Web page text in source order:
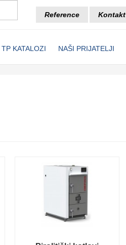
Reference Kontakt
TP KATALOZI NAŠI PRIJATELJI